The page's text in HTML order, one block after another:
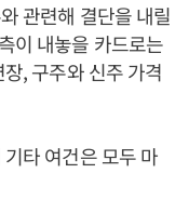
관련해 결단을 내릴
이 내놓을 카드로는
, 구주와 신주 가격
타 여건은 모두 마